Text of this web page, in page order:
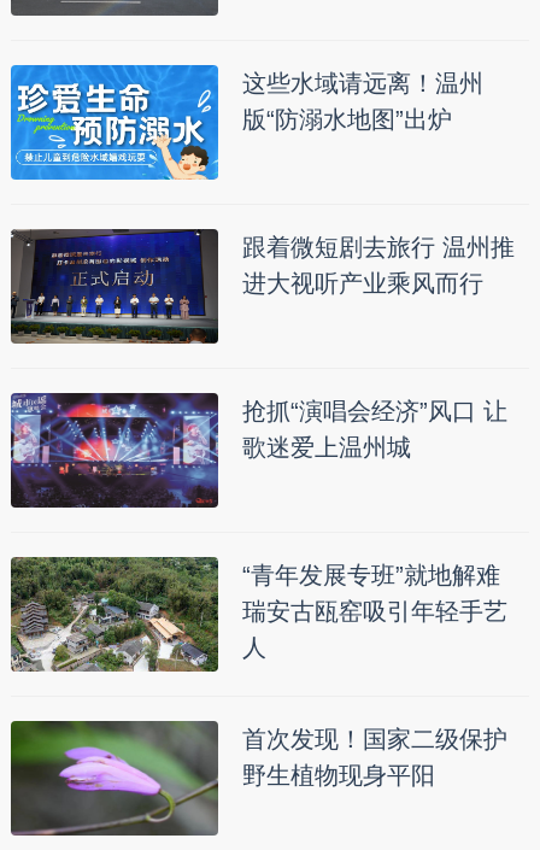
这些水域请远离！温州
版“防溺水地图”出炉
跟着微短剧去旅行 温州推
进大视听产业乘风而行
抢抓“演唱会经济”风口 让
歌迷爱上温州城
“青年发展专班”就地解难
瑞安古瓯窑吸引年轻手艺
人
首次发现！国家二级保护
野生植物现身平阳